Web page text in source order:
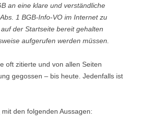
an eine klare und verständliche
1 BGB-Info-VO im Internet zu
der Startseite bereit gehalten
aufgerufen werden müssen.
oft zitierte und von allen Seiten
gegossen – bis heute. Jedenfalls ist
mit den folgenden Aussagen: